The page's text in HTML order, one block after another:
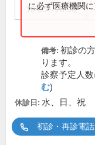
16:00～20:00
に必ず医療機関に
備考: 初診の
ります。
診察予定人
む)
休診日: 水、日、祝
初診・再診電